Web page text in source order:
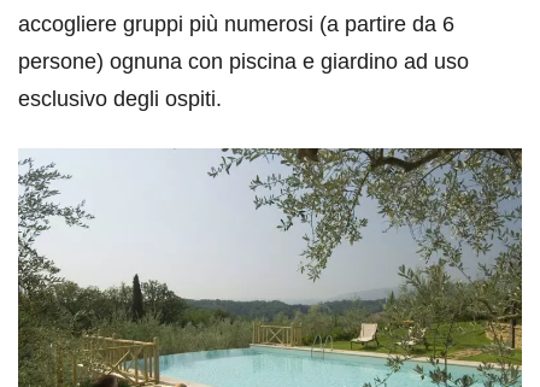
accogliere gruppi più numerosi (a partire da 6
persone) ognuna con piscina e giardino ad uso
esclusivo degli ospiti.